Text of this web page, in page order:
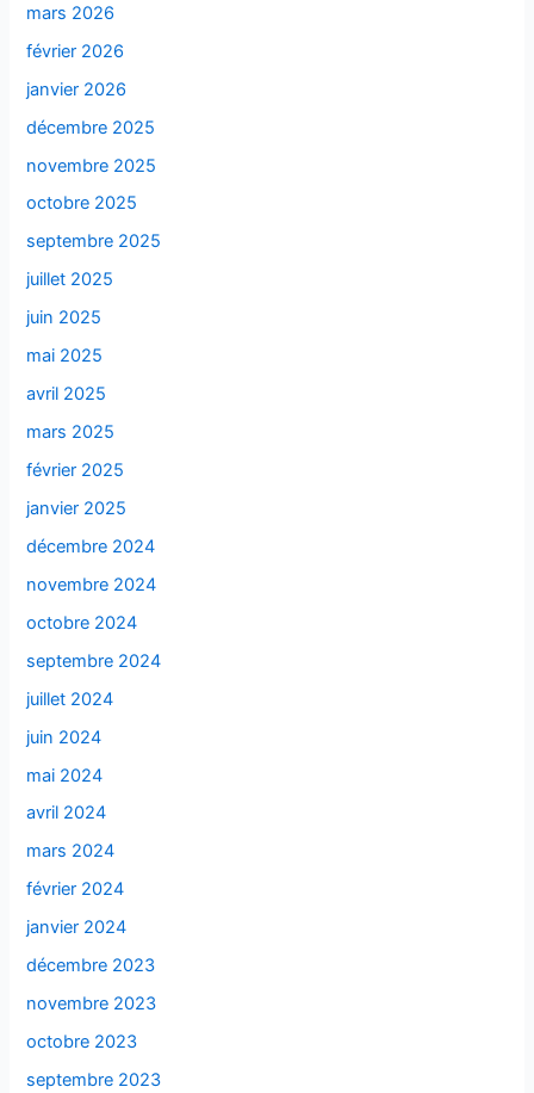
mars 2026
février 2026
janvier 2026
décembre 2025
novembre 2025
octobre 2025
septembre 2025
juillet 2025
juin 2025
mai 2025
avril 2025
mars 2025
février 2025
janvier 2025
décembre 2024
novembre 2024
octobre 2024
septembre 2024
juillet 2024
juin 2024
mai 2024
avril 2024
mars 2024
février 2024
janvier 2024
décembre 2023
novembre 2023
octobre 2023
septembre 2023